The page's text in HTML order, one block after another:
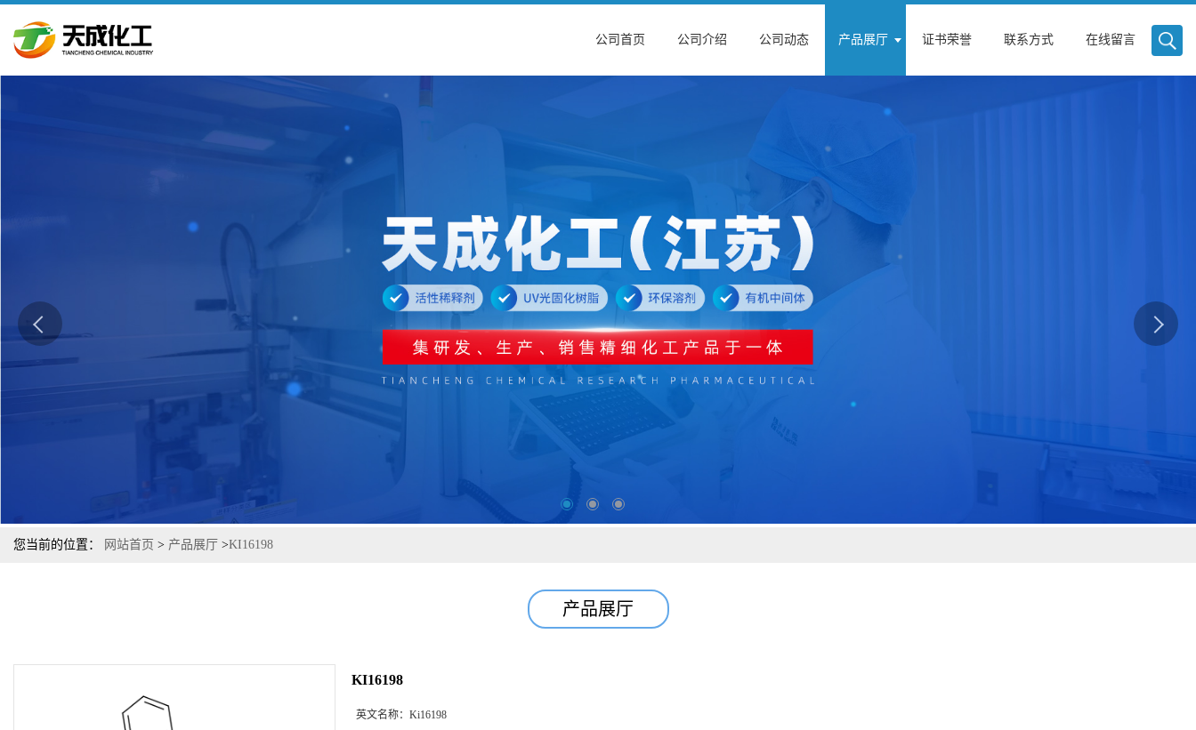
公司首页 公司介绍 公司动态 产品展厅 证书荣誉 联系方式 在线留言
您当前的位置： 网站首页 > 产品展厅 >KI16198
产品展厅
KI16198
英文名称： Ki16198